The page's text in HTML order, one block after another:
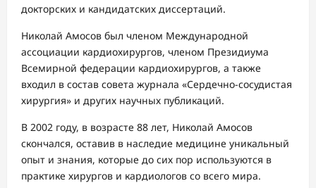
докторских и кандидатских диссертаций.
Николай Амосов был членом Международной
ассоциации кардиохирургов, членом Президиума
Всемирной федерации кардиохирургов, а также
входил в состав совета журнала «Сердечно-сосудистая
хирургия» и других научных публикаций.
В 2002 году, в возрасте 88 лет, Николай Амосов
скончался, оставив в наследие медицине уникальный
опыт и знания, которые до сих пор используются в
практике хирургов и кардиологов со всего мира.